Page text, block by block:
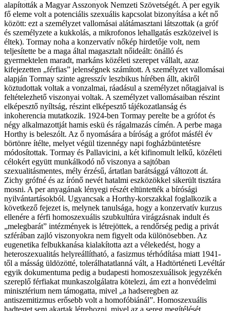
alapították a Magyar Asszonyok Nemzeti Szövetségét. A per egyik
fő eleme volt a potenciális szexuális kapcsolat bizonyítása a két nő
között: ezt a személyzet vallomásai alátámasztani látszottak (a gróf
és személyzete a kukkolás, a mikrofonos lehallgatás eszközeivel is
éltek). Tormay noha a konzervatív nőkép hirdetője volt, nem
teljesítette be a maga által magasztalt nőideált: önálló és
gyermektelen maradt, markáns közéleti szerepet vállalt, azaz
kifejezetten „férfias” jelenségnek számított. A személyzet vallomásai
alapján Tormay szinte agresszív leszbikus hírében állt, akiről
köztudottak voltak a vonzalmai, ráadásul a személyzet nőtagjaival is
feltételezhető viszonyai voltak. A személyzet vallomásaiban részint
elképesztő nyíltság, részint elképesztő tájékozatlanság és
inkoherencia mutatkozik. 1924-ben Tormay perelte be a grófot és
négy alkalmazottját hamis eskü és rágalmazás címén. A perbe maga
Horthy is beleszólt. Az ő nyomására a bíróság a grófot másfél év
börtönre ítélte, melyet végül tizennégy napi fogházbüntetésre
módosítottak. Tormay és Pallavicini, a két kifinomult lelkű, közéleti
célokért együtt munkálkodó nő viszonya a sajtóban
szexualitásmentes, mély érzésű, ártatlan barátsággá változott át.
Zichy grófné és az írónő nevét hatalmi eszközökkel sikerült tisztára
mosni. A per anyagának lényegi részét eltüntették a bírósági
nyilvántartásokból. Ugyancsak a Horthy-korszakkal foglalkozik a
következő fejezet is, melynek tanulsága, hogy a konzervatív kurzus
ellenére a férfi homoszexuális szubkultúra virágzásnak indult és
„melegbarát” intézmények is létrejöttek, a rendőrség pedig a privát
szférában zajló viszonyokra nem figyelt oda különösebben. Az
eugenetika felbukkanása kialakította azt a vélekedést, hogy a
heteroszexualitás helyreállítható, a fasizmus térhódítása miatt 1941-
től a másság üldözötté, tolerálhatatlanná vált, a Hadtörténeti Levéltár
egyik dokumentuma pedig a budapesti homoszexuálisok jegyzékén
szereplő férfiakat munkaszolgálatra kötelezi, ám ezt a honvédelmi
minisztérium nem támogatta, mivel „a hadseregben az
antiszemitizmus erősebb volt a homofóbiánál”. Homoszexuális
hadtestet sem akartak létrehozni, mivel az a sereg megítélését